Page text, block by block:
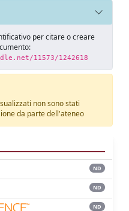
per citare o creare
11573/1242618
non sono stati
da parte dell'ateneo
ND
ND
ND